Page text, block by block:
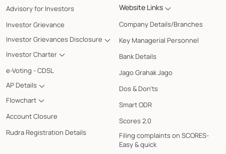
Advisory for Investors
Investor Grievance
Investor Grievances Disclosure
Investor Charter
e-Voting - CDSL
AP Details
Flowchart
Account Closure
Rudra Registration Details
Website Links
Company Details/Branches
Key Managerial Personnel
Bank Details
Jago Grahak Jago
Dos & Don'ts
Smart ODR
Scores 2.0
Filing complaints on SCORES-
Easy & quick